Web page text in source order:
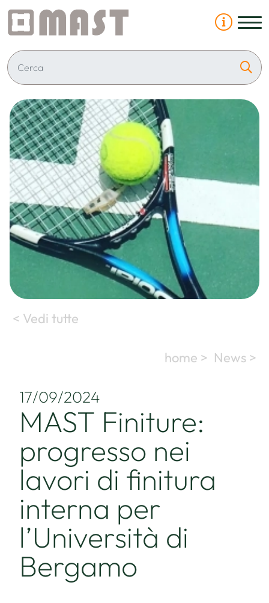
< Vedi tutte
home > News >
17/09/2024
MAST Finiture:
progresso nei
lavori di finitura
interna per
l’Università di
Bergamo